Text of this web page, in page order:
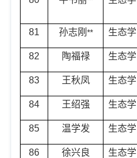
81 孙志刚 ** 生态学
82 陶福禄 生态学
83 王秋凤 生态学
84 王绍强 生态学
85 温学发 生态学
86 徐兴良 生态学